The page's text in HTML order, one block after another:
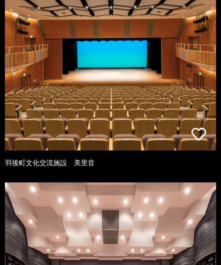
羽後町文化交流施設 美里音